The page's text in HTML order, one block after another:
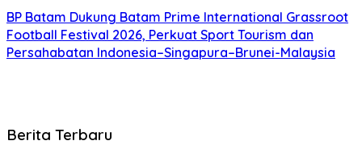
BP Batam Dukung Batam Prime International Grassroot
Football Festival 2026, Perkuat Sport Tourism dan
Persahabatan Indonesia–Singapura–Brunei-Malaysia
Berita Terbaru